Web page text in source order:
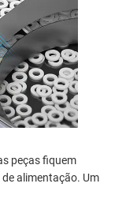
peças fiquem
alimentação. Um